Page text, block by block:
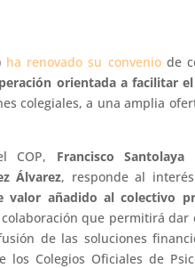
ha renovado su conveniode
orientada a facilitar el
colegiales, a una amplia
COP, Francisco Santolaya
Álvarez, responde al
valor añadido al colectivo
que permitirá dar
de las soluciones
los Colegios Oficiales de